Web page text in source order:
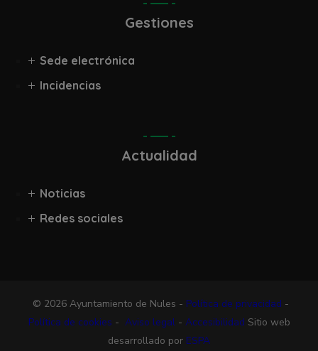
Gestiones
Sede electrónica
Incidencias
Actualidad
Noticias
Redes sociales
© 2026 Ayuntamiento de Nules - Política de privacidad -
Política de cookies - Aviso legal- Accesibilidad Sitio web
desarrollado por ESPA